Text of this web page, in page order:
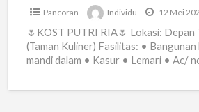
Pancoran Individu 12 Mei
🌷KOST PUTRI RIA🌷 Lokasi:
(Taman Kuliner) Fasilitas: •
mandi dalam • Kasur • Lemari • Ac/